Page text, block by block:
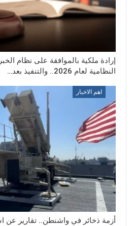
إرادة ملكية بالموافقة على نظام
النظامية لعام 2026.. والتنفيذ بعد…
اهم الاخبار
أزمة ذخائر في واشنطن.. تقارير عن